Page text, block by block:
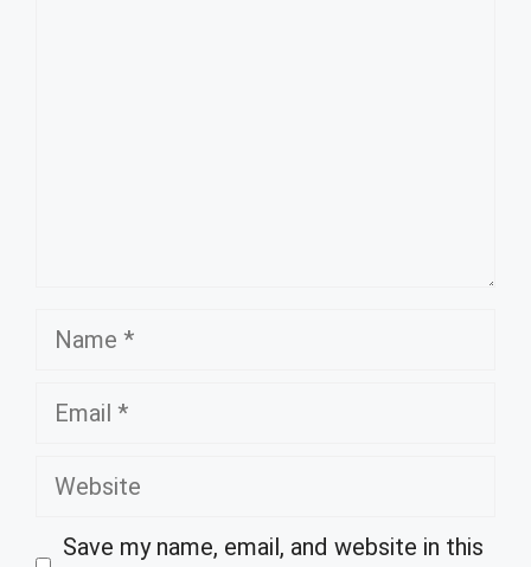
Name
Email
Website
Save my name, email, and website in this